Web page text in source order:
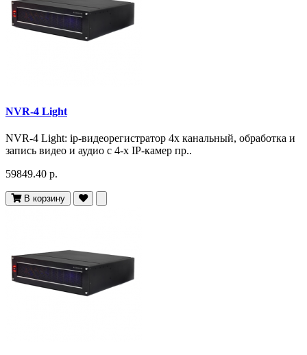
NVR-4 Light
NVR-4 Light: ip-видеорегистратор 4х канальный, обработка и
запись видео и аудио с 4-х IP-камер пр..
59849.40 р.
В корзину